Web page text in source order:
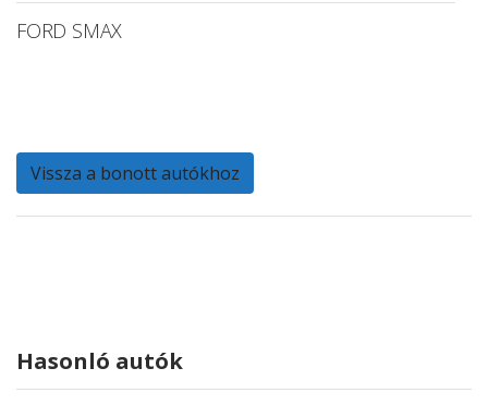
FORD SMAX
Vissza a bonott autókhoz
Hasonló autók